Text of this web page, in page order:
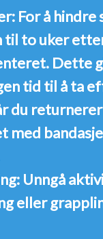
For å
til to uker
Dette
tid til å ta
du
med
Unngå
eller